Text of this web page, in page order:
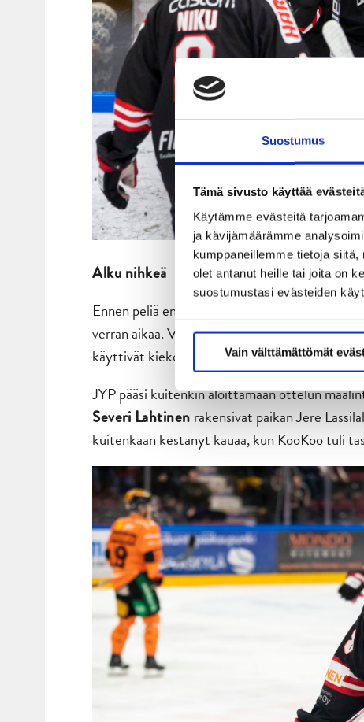
Suostumus
Tämä sivusto käyttää
Käytämme evästeitä
ja kävijämäärämme
kumppaneillemme tietoja
olet antanut heille tai joita on
suostumustasi evästeiden
Vain välttämättömät
Alku nihkeä
Ennen peliä ennakoitiin, että JYPin iskun
verran aikaa. Vieraiden pelaamattomuudesta
käyttivät kiekon tolpassa jo ensimmäisellä
JYP pääsi kuitenkin aloittamaan ottelun
Severi Lahtinen rakensivat paikan Jere
kuitenkaan kestänyt kauaa, kun KooKoo tuli